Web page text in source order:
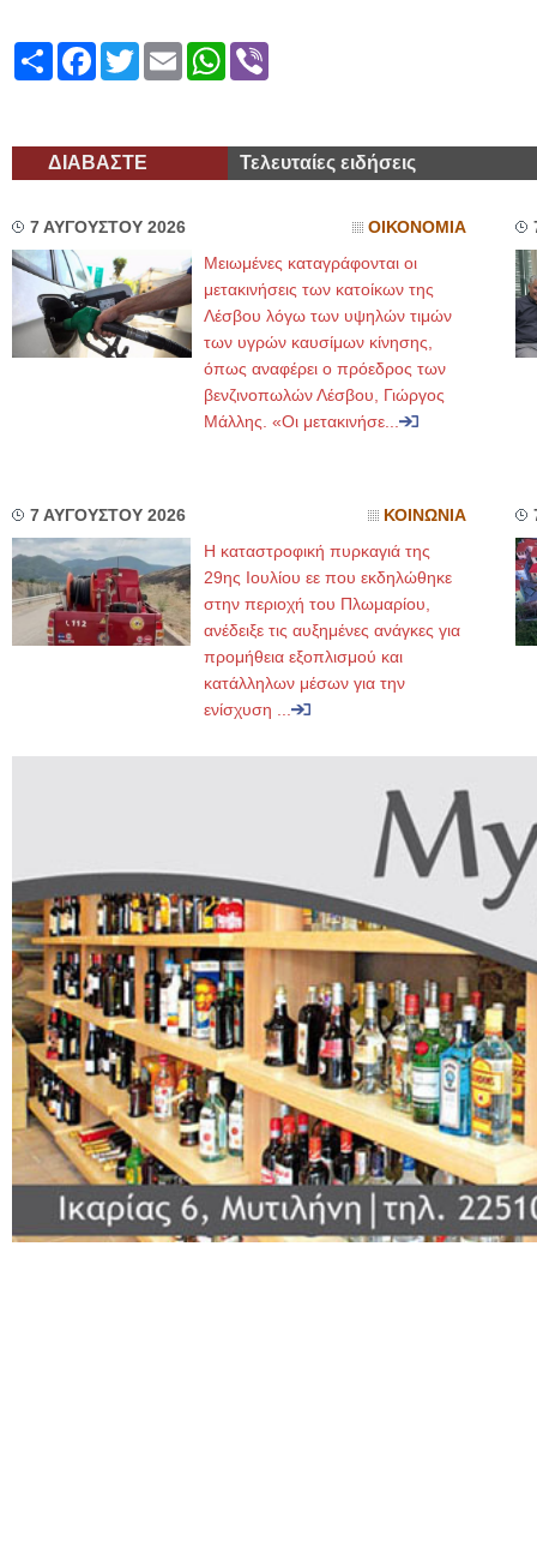
ShareFacebook
TwitterEmailWhatsApp
ΔΙΑΒΑΣΤΕ Τελευταίες ειδήσεις
7 ΑΥΓΟΥΣΤΟΥ 2026 ΟΙΚΟΝΟΜΙΑ
Μειωμένες καταγράφονται οι
μετακινήσεις των κατοίκων της
Λέσβου λόγω των υψηλών τιμών
των υγρών καυσίμων κίνησης,
όπως αναφέρει ο πρόεδρος των
βενζινοπωλών Λέσβου, Γιώργος
Μάλλης. «Οι μετακινήσε...
7 ΑΥΓΟΥΣΤΟΥ 2026 ΚΟΙΝΩΝΙΑ
Η καταστροφική πυρκαγιά της
29ης Ιουλίου εε που εκδηλώθηκε
στην περιοχή του Πλωμαρίου,
ανέδειξε τις αυξημένες ανάγκες για
προμήθεια εξοπλισμού και
κατάλληλων μέσων για την
ενίσχυση ...